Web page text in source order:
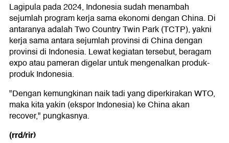
Lagipula pada 2024, Indonesia sudah menambah
sejumlah program kerja sama ekonomi dengan China. Di
antaranya adalah Two Country Twin Park (TCTP), yakni
kerja sama antara sejumlah provinsi di China dengan
provinsi di Indonesia. Lewat kegiatan tersebut, beragam
expo atau pameran digelar untuk mengenalkan produk-
produk Indonesia.
"Dengan kemungkinan naik tadi yang diperkirakan WTO,
maka kita yakin (ekspor Indonesia) ke China akan
recover," pungkasnya.
(rrd/rir)